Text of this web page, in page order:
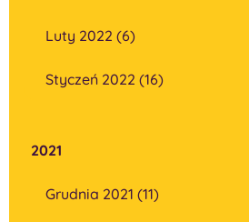
Luty 2022 (6)
Styczeń 2022 (16)
2021
Grudnia 2021 (11)